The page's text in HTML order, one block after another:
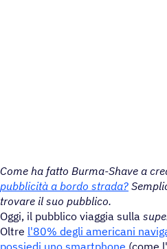
Come ha fatto Burma-Shave a
pubblicità a bordo strada?
trovare il suo pubblico.
Oggi, il pubblico viaggia sulla
Oltre l'80% degli americani
possiedi uno smartphone (come